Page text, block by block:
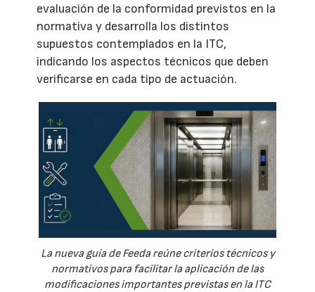
evaluación de la conformidad previstos en la
normativa y desarrolla los distintos
supuestos contemplados en la ITC,
indicando los aspectos técnicos que deben
verificarse en cada tipo de actuación.
La nueva guía de Feeda reúne criterios técnicos y
normativos para facilitar la aplicación de las
modificaciones importantes previstas en la ITC